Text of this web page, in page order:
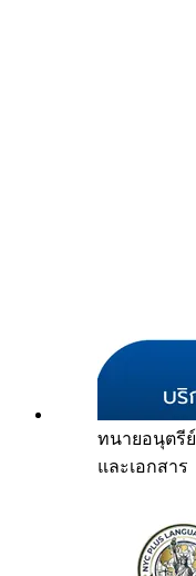
ทนายอนุตรีย์
และเอกสาร